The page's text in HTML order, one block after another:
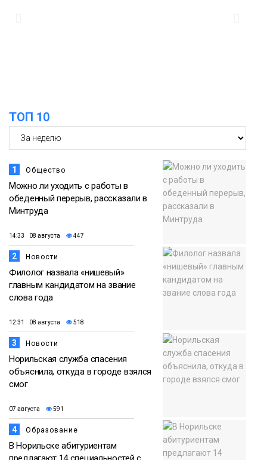
Новости
ТОП 10
1 Общество
Можно ли уходить с работы в
обеденный перерыв, рассказали в
Минтруда
14:33 08 августа 447
2 Новости
Филолог назвала «нишевый»
главным кандидатом на звание
слова года
12:31 08 августа 518
3 Новости
Норильская служба спасения
объяснила, откуда в городе взялся
смог
07 августа 591
4 Образование
В Норильске абитуриентам